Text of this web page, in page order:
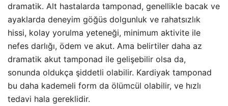
dramatik. Alt hastalarda tamponad, genellikle bacak ve
ayaklarda deneyim göğüs dolgunluk ve rahatsızlık
hissi, kolay yorulma yeteneği, minimum aktivite ile
nefes darlığı, ödem ve akut. Ama belirtiler daha az
dramatik akut tamponad ile gelişebilir olsa da,
sonunda oldukça şiddetli olabilir. Kardiyak tamponad
bu daha kademeli form da ölümcül olabilir, ve hızlı
tedavi hala gereklidir.